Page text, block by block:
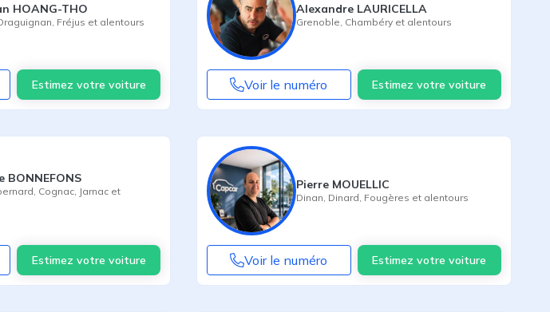
HOANG-THO
Fréjus et alentours
Estimez votre voiture
Alexandre LAURICELLA
Grenoble Chambéry et alentours
Voir le numéro Estimez votre voiture
BONNEFONS
Cognac, Jarnacet
Estimez votre voiture
Pierre MOUELLIC
Dinan Dinard Fougères et alentours
Voir le numéro Estimez votre voiture